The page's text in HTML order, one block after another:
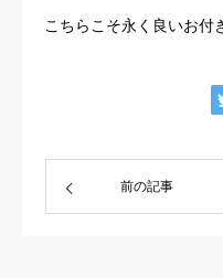
こちらこそ永く良いお付
前の記事